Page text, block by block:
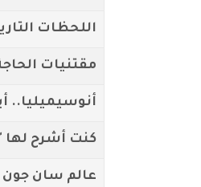
اللحظات
مقتنيات
أنوسيميليا..
كنت أشرح لها
عالم سان جون